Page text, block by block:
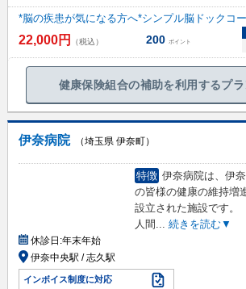
*脳の疾患が気になる方へ*シンプル脳ドックコ
22,000円 （税込） 200 ポイント
健康保険組合の補助を利用するプ
伊奈病院
（埼玉県 伊奈町）
特徴 伊奈病院は、伊
の皆様の健康の維持増
設立された施設です。
人間 ... 続きを読む▼
休診日:年末年始
伊奈中央駅 / 志久駅
インボイス制度に対応